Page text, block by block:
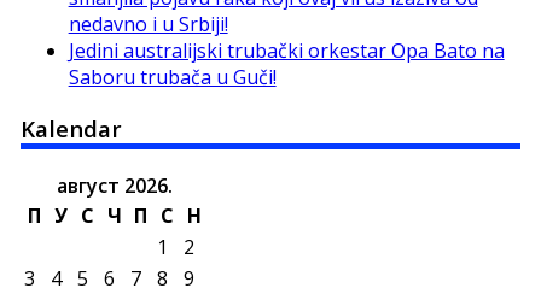
nedavno i u Srbiji!
Jedini australijski trubački orkestar Opa Bato na
Saboru trubača u Guči!
Kalendar
август 2026.
П У С Ч П С Н
1
2
3
4 5 6 7 8
9